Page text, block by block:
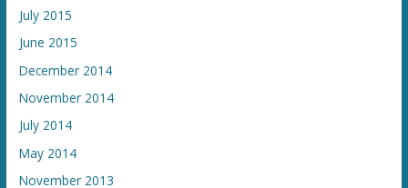
July 2015
June 2015
December 2014
November 2014
July 2014
May 2014
November 2013